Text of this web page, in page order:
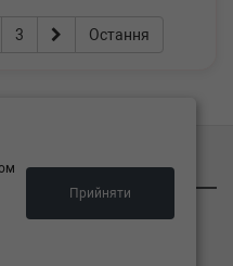
3 Остання
Прийняти